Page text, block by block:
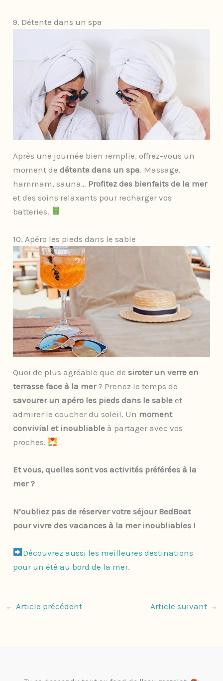
9. Détente dans un spa
Après une journée bien remplie, offrez-vous un
moment dedétente dans un spa. Massage,
hammam, sauna… Profitez des bienfaits de la mer
et des soins relaxants pour recharger vos
batteries.
10. Apéro les pieds dans le sable
Quoi de plus agréable que de siroter un verre en
terrasse face à la mer ? Prenez le temps de
savourer un apéro les pieds dans le sableet
admirer le coucher du soleil. Un moment
convivial et inoubliable à partager avec vos
proches.
Et vous, quelles sont vos activités préférées à la
mer ?
N’oubliez pas de réserver votre séjour BedBoat
pour vivre des vacances à la mer inoubliables !
Découvrez aussi les meilleures destinations
pour un été au bord de la mer.
← Article précédent Article suivant →